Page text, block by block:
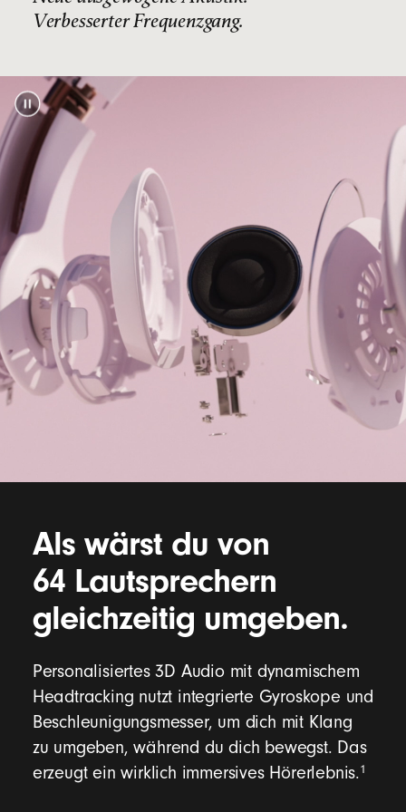
Aussetzer
Bluetooth Kompatibilität:
USB-C Eingang für kabelgebundene
Audiowiedergabe mit verlustfreiem Audio
3,5 mm analoger Eingang für kabelgebundene
Audioquellen
Außergewöhnliche Anrufqualität dank
mehrerer digitaler wellenbündelnder
Mikrofone, die von einem fortschrittlichen
Algorithmus für die Sprachsteuerung
unterstützt werden
Doppelte Kompatibilität für iOS und Android
ermöglicht nahtloses Koppeln per 1-Klick,
automatisches Vor-Koppeln mit allen deinen
Geräten und „Wo ist?” oder „Mein Gerät
finden” Fußnote
4
Mit Fast Fuel erhältst du in nur 10 Minuten
Es ist keine Batterieleistung erforderlich, wenn
du über das 3,5 mm Audiokabel hörst
Universelles Aufladen über USB-C
Wiederaufladbare Lithium-Ionen-Batterie
„b“-Taste für Musik- und Anrufsteuerung
Lautstärkeregler
Verbesserter Frequenzgang.
Als wärst du von
64 Lautsprechern
gleichzeitig umgeben.
Personalisiertes 3D Audio mit dynamischem
Headtracking nutzt integrierte Gyroskope und
Beschleunigungsmesser, um dich mit Klang
zu umgeben, während du dich bewegst. Das
erzeugt ein wirklich immersives Hörerlebnis.1